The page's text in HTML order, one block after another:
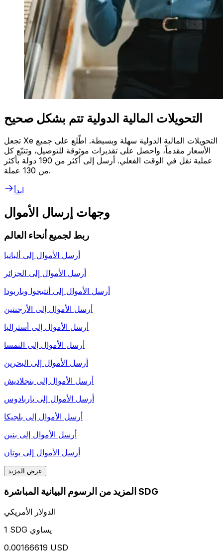
التحويلات المالية الدولية تتم بشكل صحيح
تجعل Xe التحويلات المالية الدولية سهلة وبسيطة. اطّلع على جميع
الأسعار مقدماً، واحصل على تقديرات موثوقة للتوصيل، وتتبّع كل
عملية نقل في الوقت الفعلي. أرسل إلى أكثر من 190 دولة بأكثر
من 130 عملة.
ابدأ
وجهات إرسال الأموال
ربط لجميع أنحاء العالم
أرسل الأموال إلى ألبانيا
أرسل الأموال إلى الجزائر
أرسل الأموال إلى أنتيجوا وباربودا
أرسل الأموال إلى الأرجنتين
أرسل الأموال إلى أستراليا
أرسل الأموال إلى النمسا
أرسل الأموال إلى البحرين
أرسل الأموال إلى بنجلاديش
أرسل الأموال إلى باربادوس
أرسل الأموال إلى بلجيكا
أرسل الأموال إلى بنين
أرسل الأموال إلى بوتان
عرض المزيد
المزيد من الرسوم البيانية المباشرة SDG
الدولار الأمريكي
1 SDG يساوي
0.00166619 USD